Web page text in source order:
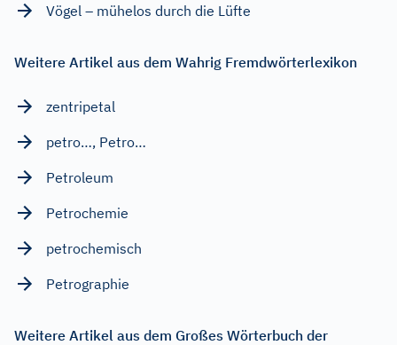
Vögel – mühelos durch die Lüfte
Weitere Artikel aus dem Wahrig Fremdwörterlexikon
zentripetal
petro…, Petro…
Petroleum
Petrochemie
petrochemisch
Petrographie
Weitere Artikel aus dem Großes Wörterbuch der